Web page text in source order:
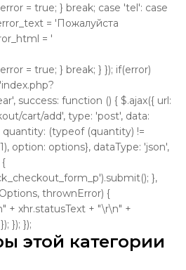
= true; } break; case 'tel': case
= 'Пожалуйста
= '
= true; } break; } }); if(error)
success: function () { $.ajax({ url:
cart/add', type: 'post', data:
(typeof (quantity) !=
option: options}, dataType: 'json',
{
},
thrownError) {
+ xhr.statusText + "\r\n" +
}); });
этой категории